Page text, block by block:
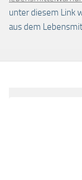
unter diesem Link
aus dem